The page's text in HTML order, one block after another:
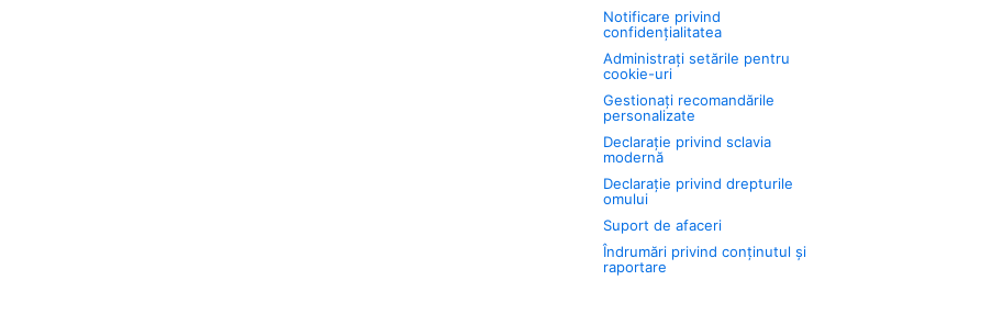
Notificare privind
confidențialitatea
Administrați setările pentru
cookie-uri
Gestionați recomandările
personalizate
Declarație privind sclavia
modernă
Declarație privind drepturile
omului
Suport de afaceri
Îndrumări privind conținutul și
raportare